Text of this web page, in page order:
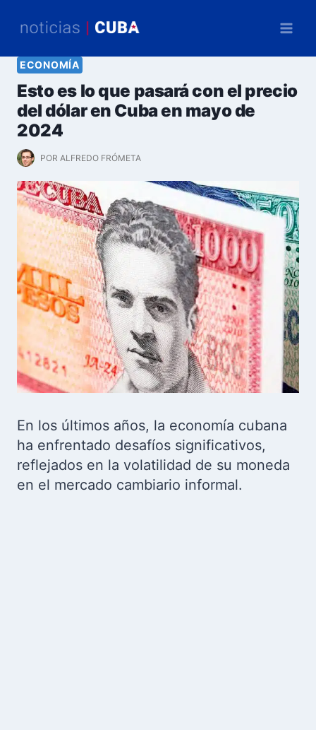
ECONOMÍA
Esto es lo que pasará con el precio
del dólar en Cuba en mayo de
2024
POR ALFREDO FRÓMETA
En los últimos años, la economía cubana
ha enfrentado desafíos significativos,
reflejados en la volatilidad de su moneda
en el mercado cambiario informal.